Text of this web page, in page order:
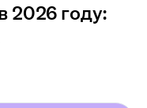
2026 году: